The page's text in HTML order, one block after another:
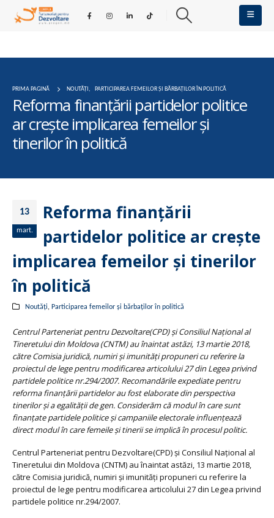
PRIMA PAGINĂ NOUTĂȚI , PARTICIPAREA FEMEILOR ȘI BĂRBAȚILOR ÎN POLITICĂ
Reforma finanțării partidelor politice
ar crește implicarea femeilor și
tinerilor în politică
13
mart.
Reforma finanțării
partidelor politice ar crește
implicarea femeilor și tinerilor
în politică
Noutăți, Participarea femeilor și bărbaților în politică
Centrul Parteneriat pentru Dezvoltare(CPD) şi Consiliul Naţional al
Tineretului din Moldova (CNTM) au înaintat astăzi, 13 martie 2018,
către Comisia juridică, numiri şi imunităţi propuneri cu referire la
proiectul de lege pentru modificarea articolului 27 din Legea privind
partidele politice nr.294/2007. Recomandările expediate pentru
reforma finanţării partidelor au fost elaborate din perspectiva
tinerilor şi a egalităţii de gen. Considerăm că modul în care sunt
finanțate partidele politice și campaniile electorale influențează
direct modul în care femeile și tinerii se implică în procesul politic.
Centrul Parteneriat pentru Dezvoltare(CPD) şi Consiliul Naţional al
Tineretului din Moldova (CNTM) au înaintat astăzi, 13 martie 2018,
către Comisia juridică, numiri şi imunităţi propuneri cu referire la
proiectul de lege pentru modificarea articolului 27 din Legea privind
partidele politice nr.294/2007.